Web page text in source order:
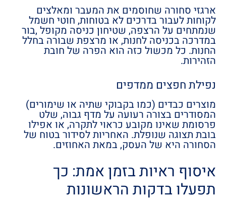
ארגזי סחורה שחוסמים את המעבר ומאלצים
לקוחות לעבור בדרכים לא בטוחות, חוטי חשמל
שנמתחים על הרצפה, שטיחון כניסה מקופל ,בור
במדרכה בכניסה לחנות, או מרצפת שבורה בחלל
החנות. כל מכשול כזה הוא הפרה של חובת
הזהירות.
נפילת חפצים ממדפים
מוצרים כבדים (כמו בקבוקי שתיה או שימורים)
המסודרים בצורה רעועה על מדף גבוה, שלט
פרסומת שאינו מקובע כראוי לתקרה, או אפילו
בובת תצוגה שנופלת. האחריות לסידור בטוח של
הסחורה היא של העסק, במאת האחוזים.
איסוף ראיות בזמן אמת: כך
תפעלו בדקות הראשונות